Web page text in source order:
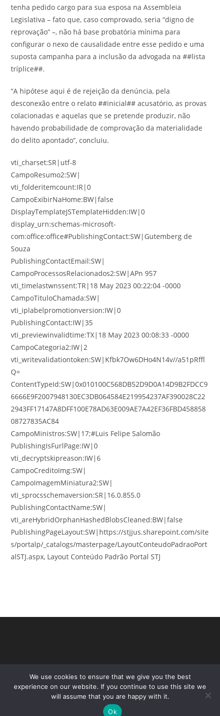
tenha pedido cargo para sua esposa na Assembleia
Legislativa – fato que, caso comprovado, seria “digno de
reprovação” –, não há base probatória mínima para
configurar o nexo de causalidade entre esse pedido e uma
suposta campanha para a inclusão da advogada na ##lista
tríplice##.
“A hipótese aqui é de rejeição da denúncia, pela
desconexão entre o relato ##inicial## acusatório, as provas
colacionadas e aquelas que se pretende produzir, não
havendo probabilidade de comprovação da materialidade
do delito apontado”, concluiu.
vti_charset:SR|utf-8
CampoResumo2:SW|
vti_folderitemcount:IR|0
CampoExibirNaHome:BW|false
DisplayTemplateJSTemplateHidden:IW|0
display_urn:schemas-microsoft-
com:office:office#PublishingContact:SW|Gutemberg de
Souza
PublishingContactEmail:SW|
CampoProcessosRelacionados2:SW|APn 957
vti_timelastwnssent:TR|18 May 2023 00:22:04 -0000
CampoTituloChamada:SW|
vti_iplabelpromotionversion:IW|0
PublishingContact:IW|35
vti_previewinvalidtime:TX|18 May 2023 00:08:33 -0000
CampoCategoria2:IW|2
vti_writevalidationtoken:SW|Kfbk7Ow6DHo4N14v//a51pRffl
Q=
ContentTypeId:SW|0x010100C568DB52D9D0A14D9B2FDCC9
6666E9F2007948130EC3DB064584E219954237AF390028C22
2943FF17147A8DFF100E78AD63E009AE7A42EF36FBD458858
08727835AC84
CampoMinistros:SW|17;#Luis Felipe Salomão
PublishingIsFurlPage:IW|0
vti_decryptskipreason:IW|6
CampoCreditoImg:SW|
CampoImagemMiniatura2:SW|
vti_sprocsschemaversion:SR|16.0.855.0
PublishingContactName:SW|
vti_areHybridOrphanHashedBlobsCleaned:BW|false
PublishingPageLayout:SW|https://stjjus.sharepoint.com/site
s/portalp/_catalogs/masterpage/LayoutConteudoPadraoPort
alSTJ.aspx, Layout Conteúdo Padrão Portal STJ
We use cookies to ensure that we give you the best
experience on our website. If you continue to use this site we
will assume that you are happy with it.
Ok